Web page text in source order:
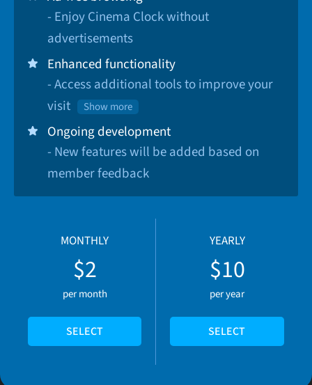
- Enjoy Cinema Clock without
advertisements
Enhanced functionality
- Access additional tools to improve your
visit
Show more
Ongoing development
- New features will be added based on
member feedback
MONTHLY
$2
per month
SELECT
YEARLY
$10
per year
SELECT